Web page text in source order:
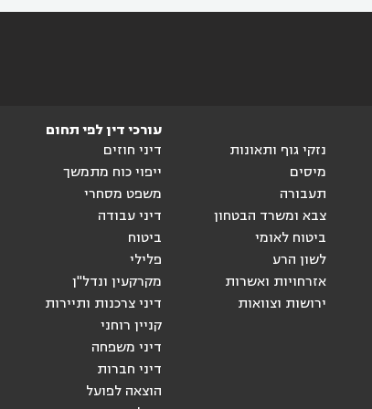
נזקי גוף ותאונות
מיסים
תעבורה
צבא ומשרד הבטחון
ביטוח לאומי
לשון הרע
אזרחויות ואשרות
ירושות וצוואות
עורכי דין לפי תחום
דיני חוזים
ייפוי כוח מתמשך
משפט מסחרי
דיני עבודה
ביטוח
פלילי
מקרקעין ונדל"ן
דיני צרכנות ותיירות
קניין רוחני
דיני משפחה
דיני חברות
הוצאה לפועל